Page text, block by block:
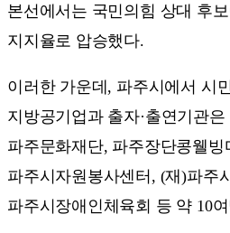
본선에서는 국민의힘 상대 후
지지율로 압승했다.
이러한 가운데, 파주시에서 시
지방공기업과 출자·출연기관
파주문화재단, 파주장단콩웰
파주시자원봉사센터, (재)파주
파주시장애인체육회 등 약 10